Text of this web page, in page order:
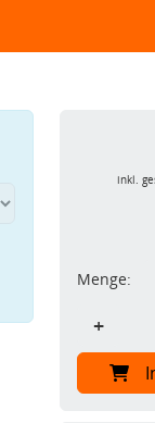
inkl.
Menge:
+